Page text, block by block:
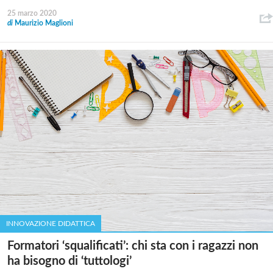
25 marzo 2020
di Maurizio Maglioni
INNOVAZIONE DIDATTICA
Formatori ‘squalificati’: chi sta con i ragazzi non
ha bisogno di ‘tuttologi’